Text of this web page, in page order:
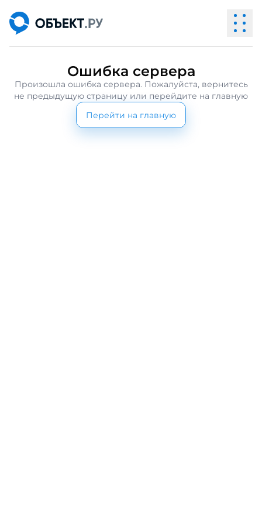
Ошибка сервера
Произошла ошибка сервера. Пожалуйста, вернитесь
не предыдущую страницу или перейдите на главную
Перейти на главную